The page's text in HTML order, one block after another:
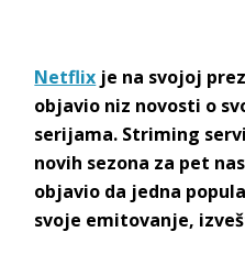
Netflix je na svojoj
objavio niz novosti o
serijama. Striming
novih sezona za pet
objavio da jedna
svoje emitovanje,